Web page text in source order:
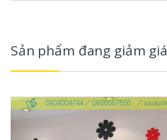
Sản phẩm đang giảm giá